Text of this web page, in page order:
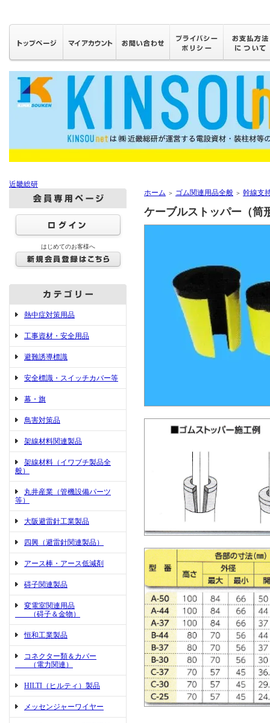
近畿総研
はじめてのお客様へ
熱中症対策用品
工事資材・安全用品
避難誘導標識
安全標識・スイッチカバー等
幕・旗
鳥害対策品
架線材料関連製品
架線材料（イワブチ製品全
般）
丸井産業（管機設備パーツ
等）
大阪避雷針工業製品
四興（避雷針関連製品）
アース棒・アース低減剤
碍子関連製品
変電室関連用品
（碍子＆金物）
恒和工業製品
コネクター類＆カバー
（電力関連）
HILTI（ヒルティ）製品
メッセンジャーワイヤー
ホーム ＞ ゴム関連用品全般 ＞ 幹線支
ケーブルストッパー（